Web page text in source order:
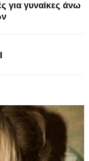
για γυναίκες άνω